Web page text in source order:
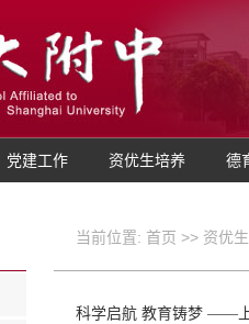
党建工作 资优生培养 德
当前位置: 首页 >> 资优
科学启航 教育铸梦 ——